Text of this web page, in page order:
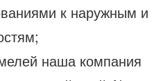
к наружным и
наша компания